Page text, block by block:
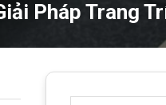
Pháp Trang